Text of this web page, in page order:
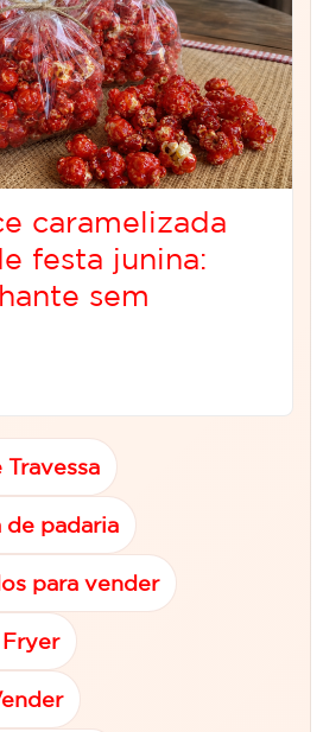
caramelizada
festa junina:
sem
de padaria
para vender